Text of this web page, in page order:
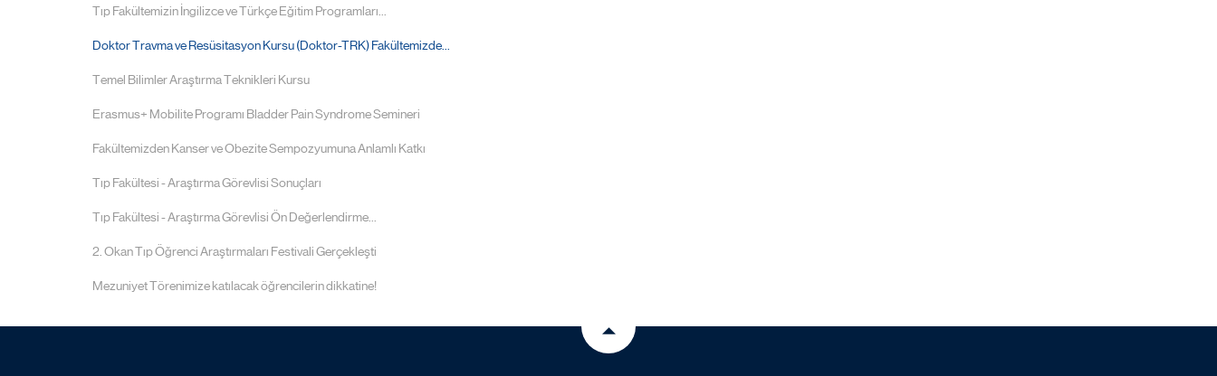
Tıp Fakültemizin İngilizce ve Türkçe Eğitim Programları...
Doktor Travma ve Resüsitasyon Kursu (Doktor-TRK) Fakültemizde...
Temel Bilimler Araştırma Teknikleri Kursu
Erasmus+ Mobilite Programı Bladder Pain Syndrome Semineri
Fakültemizden Kanser ve Obezite Sempozyumuna Anlamlı Katkı
Tıp Fakültesi - Araştırma Görevlisi Sonuçları
Tıp Fakültesi - Araştırma Görevlisi Ön Değerlendirme...
2. Okan Tıp Öğrenci Araştırmaları Festivali Gerçekleşti
Mezuniyet Törenimize katılacak öğrencilerin dikkatine!